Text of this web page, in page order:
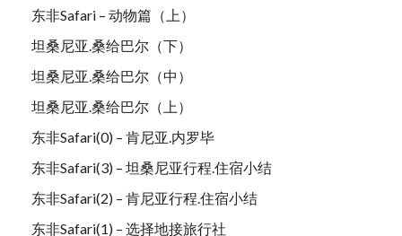
东非Safari – 动物篇（上）
坦桑尼亚.桑给巴尔（下）
坦桑尼亚.桑给巴尔（中）
坦桑尼亚.桑给巴尔（上）
东非Safari(0) – 肯尼亚.内罗毕
东非Safari(3) – 坦桑尼亚行程.住宿小结
东非Safari(2) – 肯尼亚行程.住宿小结
东非Safari(1) – 选择地接旅行社